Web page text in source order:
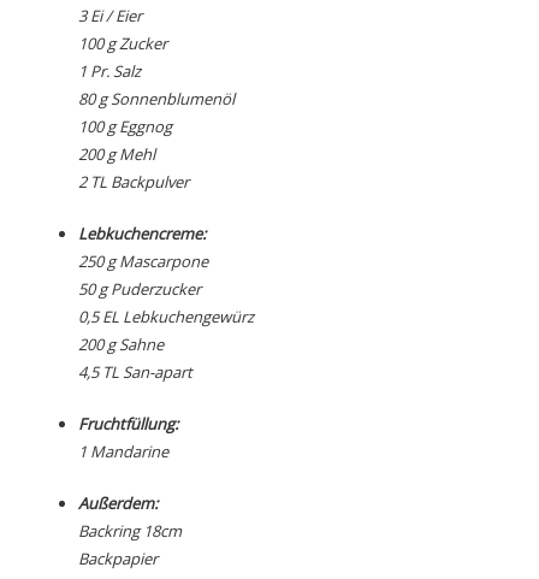
3 Ei / Eier
100 g Zucker
1 Pr. Salz
80 g Sonnenblumenöl
100 g Eggnog
200 g Mehl
2 TL Backpulver
Lebkuchencreme:
250 g Mascarpone
50 g Puderzucker
0,5 EL Lebkuchengewürz
200 g Sahne
4,5 TL San-apart
Fruchtfüllung:
1 Mandarine
Außerdem:
Backring 18cm
Backpapier